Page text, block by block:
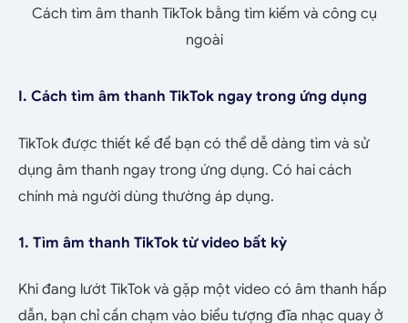
Cách tìm âm thanh TikTok bằng tìm kiếm và công cụ
ngoài
I. Cách tìm âm thanh TikTok ngay trong ứng dụng
TikTok được thiết kế để bạn có thể dễ dàng tìm và sử
dụng âm thanh ngay trong ứng dụng. Có hai cách
chính mà người dùng thường áp dụng.
1. Tìm âm thanh TikTok từ video bất kỳ
Khi đang lướt TikTok và gặp một video có âm thanh hấp
dẫn, bạn chỉ cần chạm vào biểu tượng đĩa nhạc quay ở